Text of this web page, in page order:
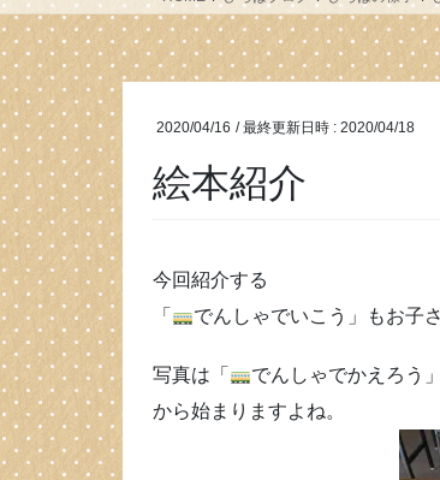
2020/04/16 / 最終更新日時 : 2020/04/18
絵本紹介
今回紹介する
「
でんしゃでいこう」もお子
写真は「 でんしゃでかえろう
から始まりますよね。